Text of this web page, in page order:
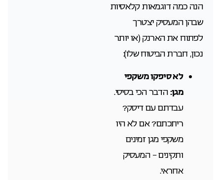
הנה כמה דוגמאות קלאסיות
שבהן המעסיק יצטרך
לפתוח את הארנק (או יותר
נכון, חברת הביטוח שלו):
לא סיפקו משקפי
מגן:הדבר הכי בסיסי.
עבדתם עם דיסק?
ריתכתם? אם לא היו
משקפי מגן זמינים
ותקינים – המעסיק
אחראי.